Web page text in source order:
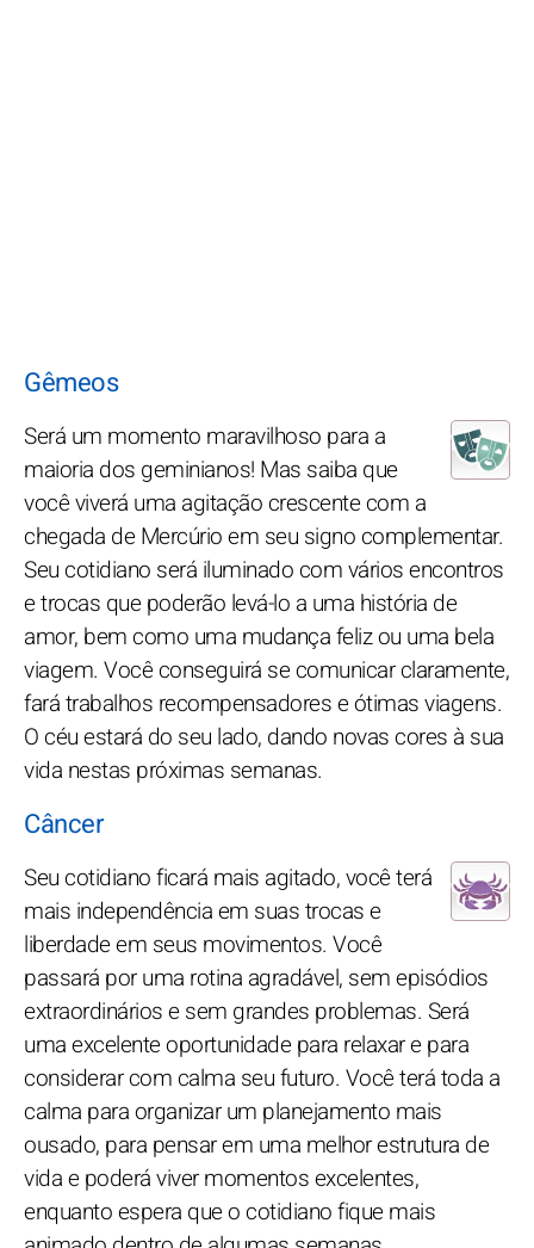
Gêmeos
Será um momento maravilhoso para a
maioria dos geminianos! Mas saiba que
você viverá uma agitação crescente com a
chegada de Mercúrio em seu signo complementar.
Seu cotidiano será iluminado com vários encontros
e trocas que poderão levá-lo a uma história de
amor, bem como uma mudança feliz ou uma bela
viagem. Você conseguirá se comunicar claramente,
fará trabalhos recompensadores e ótimas viagens.
O céu estará do seu lado, dando novas cores à sua
vida nestas próximas semanas.
Câncer
Seu cotidiano ficará mais agitado, você terá
mais independência em suas trocas e
liberdade em seus movimentos. Você
passará por uma rotina agradável, sem episódios
extraordinários e sem grandes problemas. Será
uma excelente oportunidade para relaxar e para
considerar com calma seu futuro. Você terá toda a
calma para organizar um planejamento mais
ousado, para pensar em uma melhor estrutura de
vida e poderá viver momentos excelentes,
enquanto espera que o cotidiano fique mais